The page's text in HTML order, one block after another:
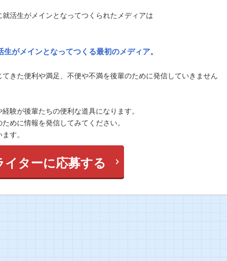
活生がメインとなってつくられたメディアは
がメインとなってつくる最初のメディア。
きた便利や満足、不便や不満を後輩のために発信していきません
験が後輩たちの便利な道具になります。
めに情報を発信してみてください。
す。
イターに応募する